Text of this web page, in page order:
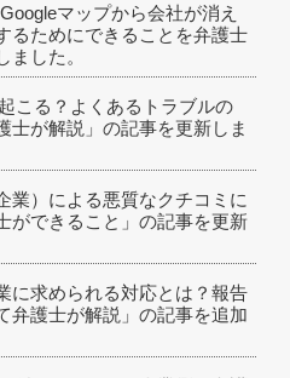
マップから会社が消え
るためにできることを弁護士
ました。
こる？よくあるトラブルの
士が解説」の記事を更新しま
業）による悪質なクチコミに
ができること」の記事を更新
に求められる対応とは？報告
弁護士が解説」の記事を追加